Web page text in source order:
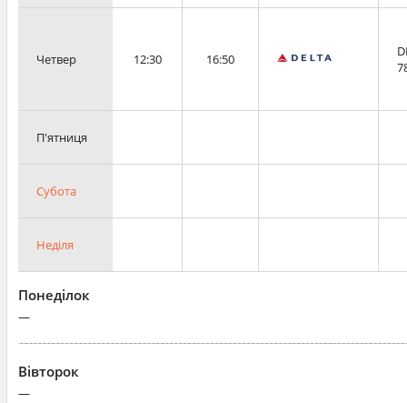
Четвер 12:30 16:50
П'ятниця
Субота
Неділя
Понеділок
—
Вівторок
—